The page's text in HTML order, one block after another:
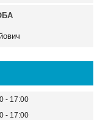
17:00
17:00